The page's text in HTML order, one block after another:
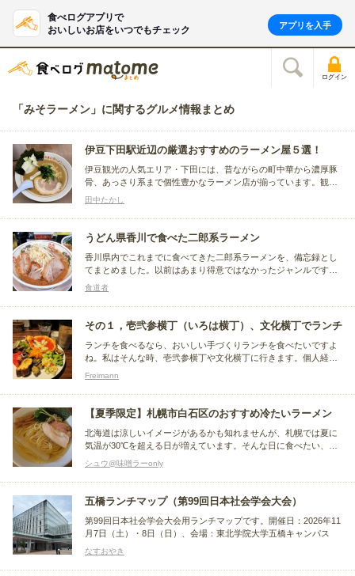
食べログアプリで
おいしいお店をいつでもチェック
アプリを入手
ログイン
「みそラーメン」に関するグルメ情報まとめ
伊豆下田駅近辺の厳選おすすめのラーメン屋５選！
伊豆観光の人気エリア・下田には、昔ながらの町中華から濃厚豚
骨、あっさり系まで個性豊かなラーメン店が揃っています。観光
途中のランチや海で遊んだ後の食事、お酒を楽しんだ後の〆にも
ぴったり。地元で愛される老舗から人気店まで、下田でおすすめ
のラーメン店をご紹介します。
田中たかし
うどん県香川で食べた二郎系ラーメン
香川県内でこれまでに食べてきた二郎系ラーメンを、備忘録とし
てまとめました。以前はあまり得意ではなかったジャンルです
が、歳を重ねるにつれて印象が変わり、今では選択肢の一つにな
っています。
食道者
その１，壱弐参横丁（いろは横丁）、文化横丁でランチ
ランチを食べるなら、おいしい手づくりランチを食べたいですよ
ね。私はそんな時、壱弐参横丁や文化横丁に行きます。個人経営
Freimann
【夏季限定】札幌市白石区のおすすめ冷たいラーメン
北海道は涼しいイメージがあるかも知れませんが、札幌では夏に
気温が30℃を超える日が増えています。そんな日に食べたい、冷
たいラーメンをおすすめ順にご紹介。個人的に酢っぱい冷やしラ
ーメン・冷やし中華は苦手なので除外しています。 ※時期や年に
よって提供が終了している場合があります。ご了承ください。
シュウ@味噌ラーonly
五橋ランチマップ（第99回日本社会学会大会）
第99回日本社会学会大会用ランチマップです。開催日：2026年11
月7日（土）・8日（日）、会場：東北学院大学五橋キャンパス
なすおやき